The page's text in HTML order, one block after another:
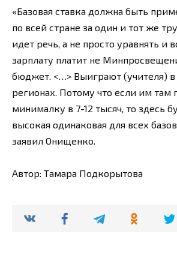
«Базовая ставка должна быть
по всей стране за один и тот же
идет речь, а не просто уравнять и
зарплату платит не
бюджет. <…> Выиграют (учителя)
регионах. Потому что если им там
минималку в 7-12 тысяч, то здесь
высокая одинаковая для всех
заявил Онищенко.
Автор: Тамара Подкорытова